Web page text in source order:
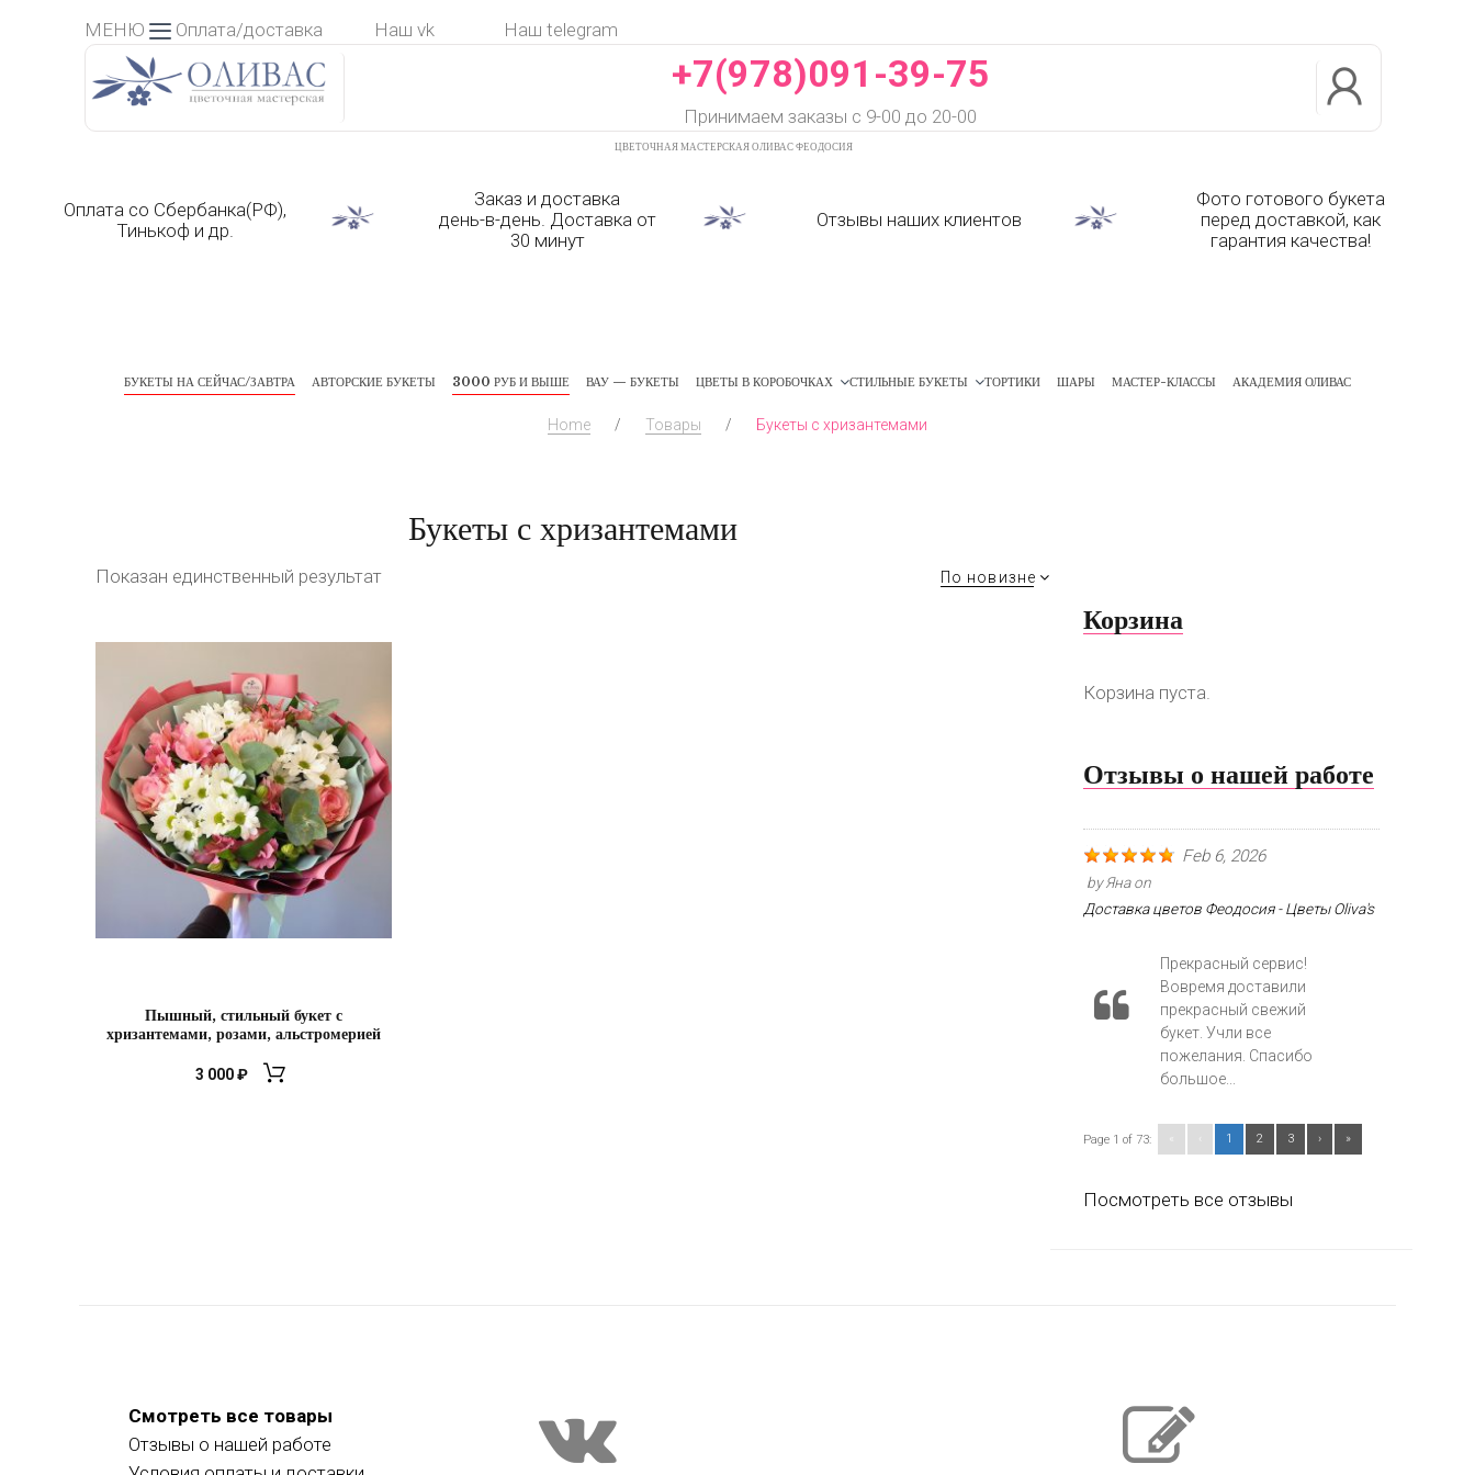
МЕНЮ Оплата/доставка Наш vk Наш telegram
+7(978)091-39-75
Принимаем заказы с 9-00 до 20-00
ЦВЕТОЧНАЯ МАСТЕРСКАЯ ОЛИВАС ФЕОДОСИЯ
Оплата со Сбербанка(РФ),
Тинькоф и др.
Заказ и доставка
день-в-день. Доставка от
30 минут
Отзывы наших клиентов
Фото готового букета
перед доставкой, как
гарантия качества!
БУКЕТЫ НА СЕЙЧАС/ЗАВТРА АВТОРСКИЕ БУКЕТЫ 3000 РУБ И ВЫШЕ ВАУ — БУКЕТЫ ЦВЕТЫ В КОРОБОЧКАХ СТИЛЬНЫЕ БУКЕТЫ ТОРТИКИ ШАРЫ МАСТЕР-КЛАССЫ АКАДЕМИЯ ОЛИВАС
Home / Товары / Букеты с хризантемами
Букеты с хризантемами
Показан единственный результат По новизне
Пышный, стильный букет с
хризантемами, розами, альстромерией
3 000₽
Корзина
Корзина пуста.
Отзывы о нашей работе
Feb 6, 2026
byЯнаon
Доставка цветов Феодосия - Цветы Oliva's
Прекрасный сервис!
Вовремя доставили
прекрасный свежий
букет. Учли все
пожелания. Спасибо
большое...
Page 1 of 73: 1 2 3 › »
Посмотреть все отзывы
Смотреть все товары
Отзывы о нашей работе